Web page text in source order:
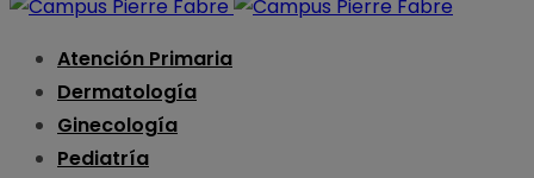
Atención Primaria
Dermatología
Ginecología
Pediatría